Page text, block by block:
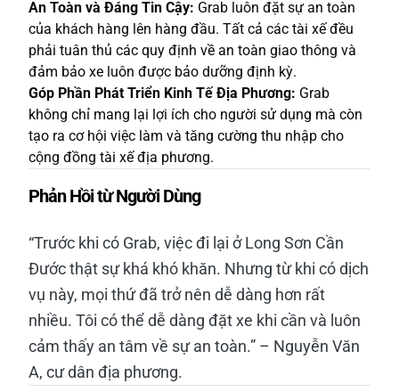
An Toàn và Đáng Tin Cậy: Grab luôn đặt sự an toàn
của khách hàng lên hàng đầu. Tất cả các tài xế đều
phải tuân thủ các quy định về an toàn giao thông và
đảm bảo xe luôn được bảo dưỡng định kỳ.
Góp Phần Phát Triển Kinh Tế Địa Phương: Grab
không chỉ mang lại lợi ích cho người sử dụng mà còn
tạo ra cơ hội việc làm và tăng cường thu nhập cho
cộng đồng tài xế địa phương.
Phản Hồi từ Người Dùng
“Trước khi có Grab, việc đi lại ở Long Sơn Cần
Đước thật sự khá khó khăn. Nhưng từ khi có dịch
vụ này, mọi thứ đã trở nên dễ dàng hơn rất
nhiều. Tôi có thể dễ dàng đặt xe khi cần và luôn
cảm thấy an tâm về sự an toàn.” – Nguyễn Văn
A, cư dân địa phương.